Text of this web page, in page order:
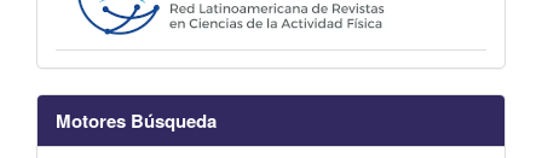
Motores Búsqueda